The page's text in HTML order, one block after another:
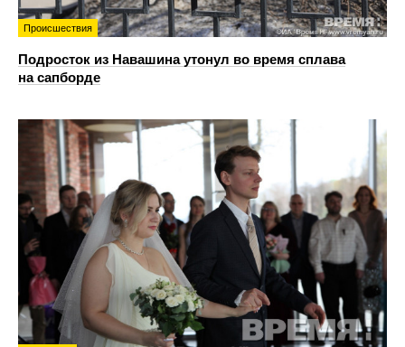
Происшествия
Подросток из Навашина утонул во время сплава
на сапборде